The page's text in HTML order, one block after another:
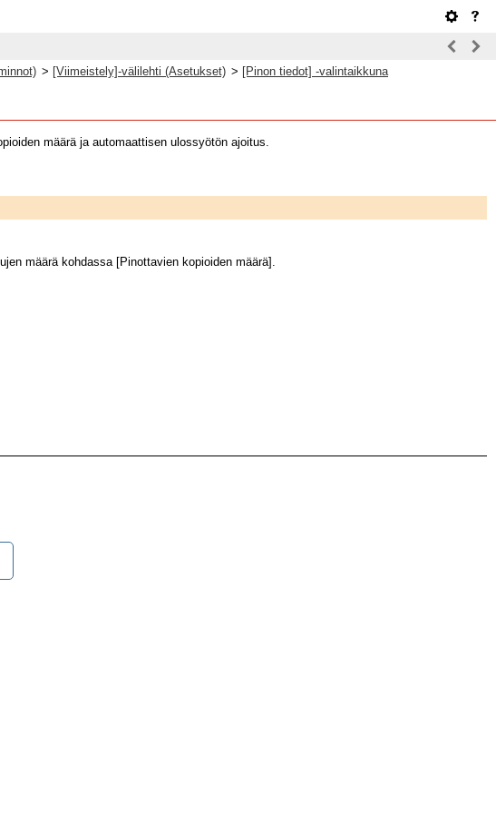
> [Viimeistely]-välilehti (Asetukset) > [Pinon tiedot] -valintaikkuna
määrä ja automaattisen ulossyötön ajoitus.
määrä kohdassa [Pinottavien kopioiden määrä].